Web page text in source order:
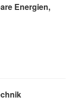
Energien,